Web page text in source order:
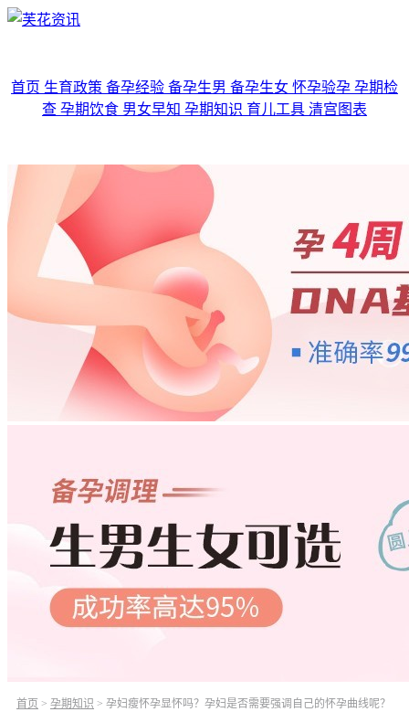
首页 生育政策 备孕经验 备孕生男 备孕生女 怀孕验孕 孕期检
查 孕期饮食 男女早知 孕期知识 育儿工具 清宫图表
首页 > 孕期知识 > 孕妇瘦怀孕显怀吗？孕妇是否需要强调自己的怀孕曲线呢？